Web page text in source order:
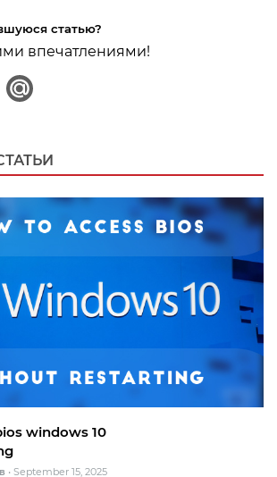
статью?
впечатлениями!
windows 10
• September 15, 2025